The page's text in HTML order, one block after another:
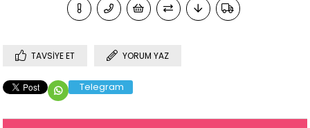
TAVSIYE ET YORUM YAZ
Telegram